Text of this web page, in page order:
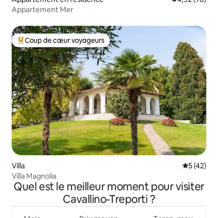
Appartement Mer
Coups de cœur voyageurs les plus appréciés
Coup de cœur voyageurs
Villa
5 (42)
Villa Magnolia
Quel est le meilleur moment pour visiter
Cavallino-Treporti ?